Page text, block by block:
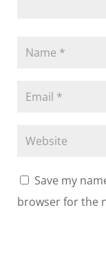
Save my
browser for the